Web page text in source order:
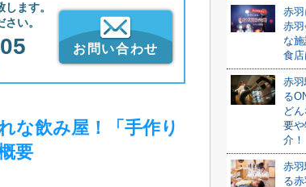
ます。
い。
お問い合わせ
な飲み屋！「手作り
要
赤
赤
な
食店
赤
る
ど
要
介！
赤
る